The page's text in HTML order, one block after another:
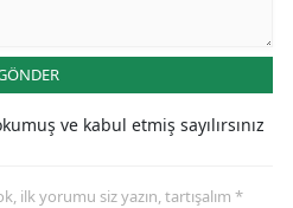
ve kabul etmiş sayılırsınız
ilk yorumu siz yazın, tartışalım *